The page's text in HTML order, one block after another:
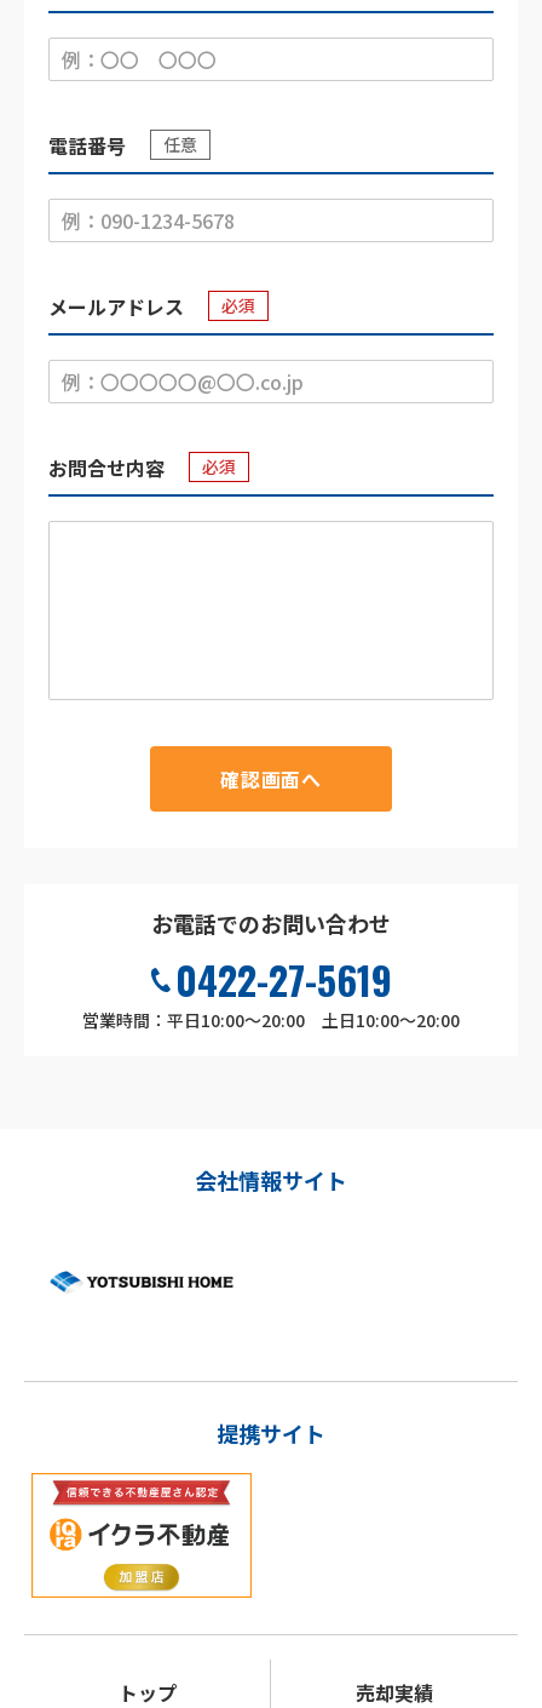
電話番号 任意
メールアドレス 必須
お問合せ内容 必須
確認画面へ
お電話でのお問い合わせ
0422-27-5619
営業時間：平日10:00～20:00 土日10:00～20:00
会社情報サイト
提携サイト
トップ 売却実績